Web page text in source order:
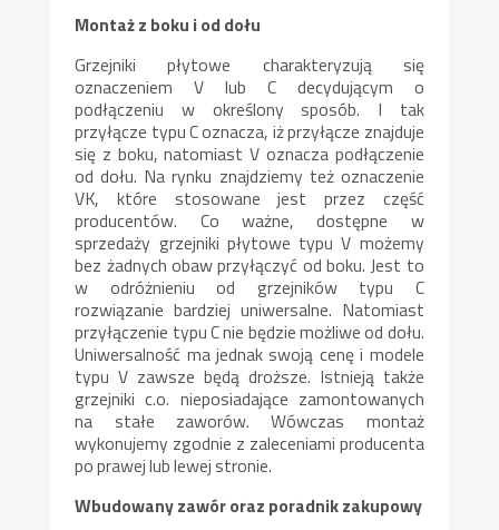
Montaż z boku i od dołu
Grzejniki płytowe charakteryzują się
oznaczeniem V lub C decydującym o
podłączeniu w określony sposób. I tak
przyłącze typu C oznacza, iż przyłącze znajduje
się z boku, natomiast V oznacza podłączenie
od dołu. Na rynku znajdziemy też oznaczenie
VK, które stosowane jest przez część
producentów. Co ważne, dostępne w
sprzedaży grzejniki płytowe typu V możemy
bez żadnych obaw przyłączyć od boku. Jest to
w odróżnieniu od grzejników typu C
rozwiązanie bardziej uniwersalne. Natomiast
przyłączenie typu C nie będzie możliwe od dołu.
Uniwersalność ma jednak swoją cenę i modele
typu V zawsze będą droższe. Istnieją także
grzejniki c.o. nieposiadające zamontowanych
na stałe zaworów. Wówczas montaż
wykonujemy zgodnie z zaleceniami producenta
po prawej lub lewej stronie.
Wbudowany zawór oraz poradnik zakupowy